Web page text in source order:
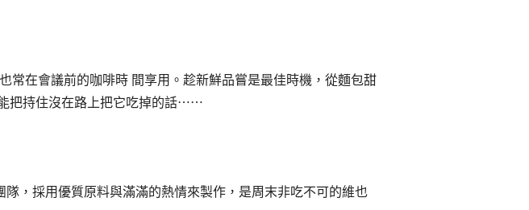
常在會議前的咖啡時 間享用。趁新鮮品嘗是最佳時機，從麵包甜
把持住沒在路上把它吃掉的話⋯⋯
隊，採用優質原料與滿滿的熱情來製作，是周末非吃不可的維也